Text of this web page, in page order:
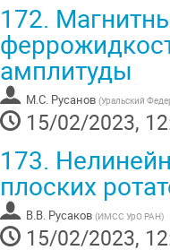
172.
амплитуды
М.С. Русанов (Уральский
15/02/2023,
173.
плоских
В.В. Русаков (ИМСС УрО РАН)
15/02/2023,